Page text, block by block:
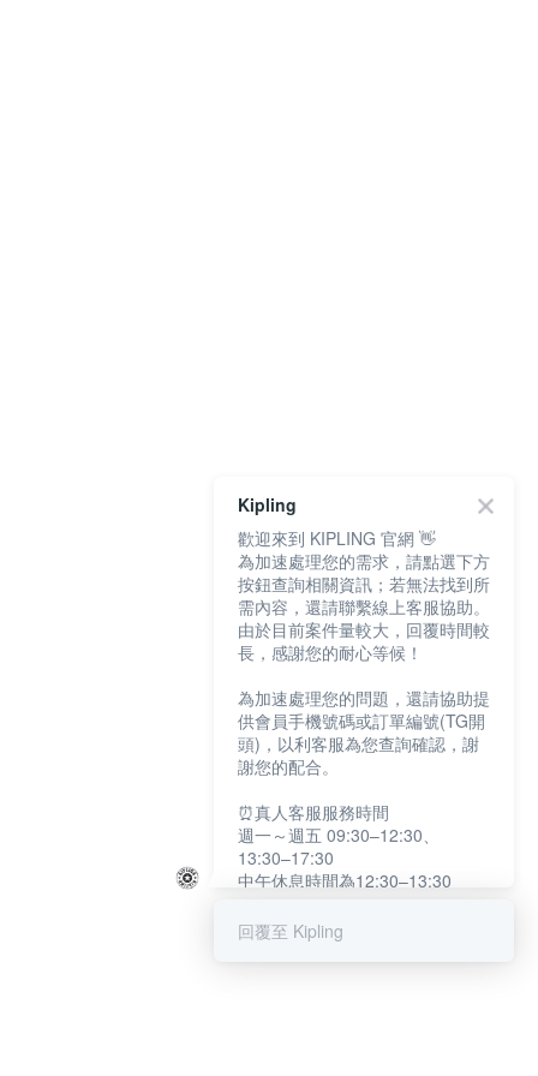
Kipling
歡迎來到 KIPLING 官網 👋
為加速處理您的需求，請點選下方
按鈕查詢相關資訊；若無法找到所
需內容，還請聯繫線上客服協助。
由於目前案件量較大，回覆時間較
長，感謝您的耐心等候！
為加速處理您的問題，還請協助提
供會員手機號碼或訂單編號(TG開
頭)，以利客服為您查詢確認，謝
謝您的配合。
⏰真人客服服務時間
週一～週五 09:30–12:30、
13:30–17:30
中午休息時間為12:30–13:30
提醒您：系統會自動已讀訊息，如
回覆至 Kipling